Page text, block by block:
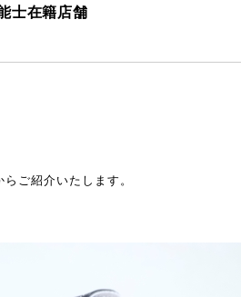
士在籍店舗
ご紹介いたします。